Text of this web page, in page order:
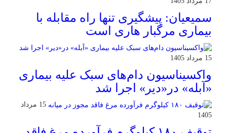
سمیعیان: پیشگیری تنها راه مقابله با
بیماری مرگبار هاری است
15 مرداد 1405
واکسیناسیون دام‌های سبک علیه بیماری
«آبله» در«دیر» اجرا شد
15 مرداد
1405